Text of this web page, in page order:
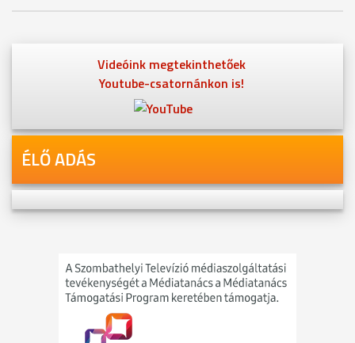
Videóink megtekinthetőek
Youtube-csatornánkon is!
ÉLŐ ADÁS